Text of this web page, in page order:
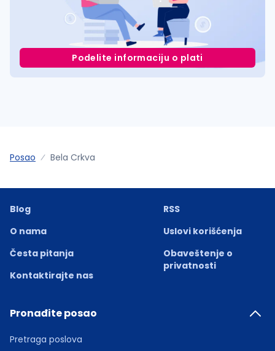
Podelite informaciju o plati
Posao Bela Crkva
Blog
O nama
Česta pitanja
Kontaktirajte nas
RSS
Uslovi korišćenja
Obaveštenje o
privatnosti
Pronađite posao
Pretraga poslova